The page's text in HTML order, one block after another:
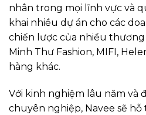
nhân trong mọi lĩnh vực và
khai nhiều dự án cho các
chiến lược của nhiều
Minh Thư Fashion, MIFI,
hàng khác.
Với kinh nghiệm lâu năm và
chuyên nghiệp, Navee sẽ